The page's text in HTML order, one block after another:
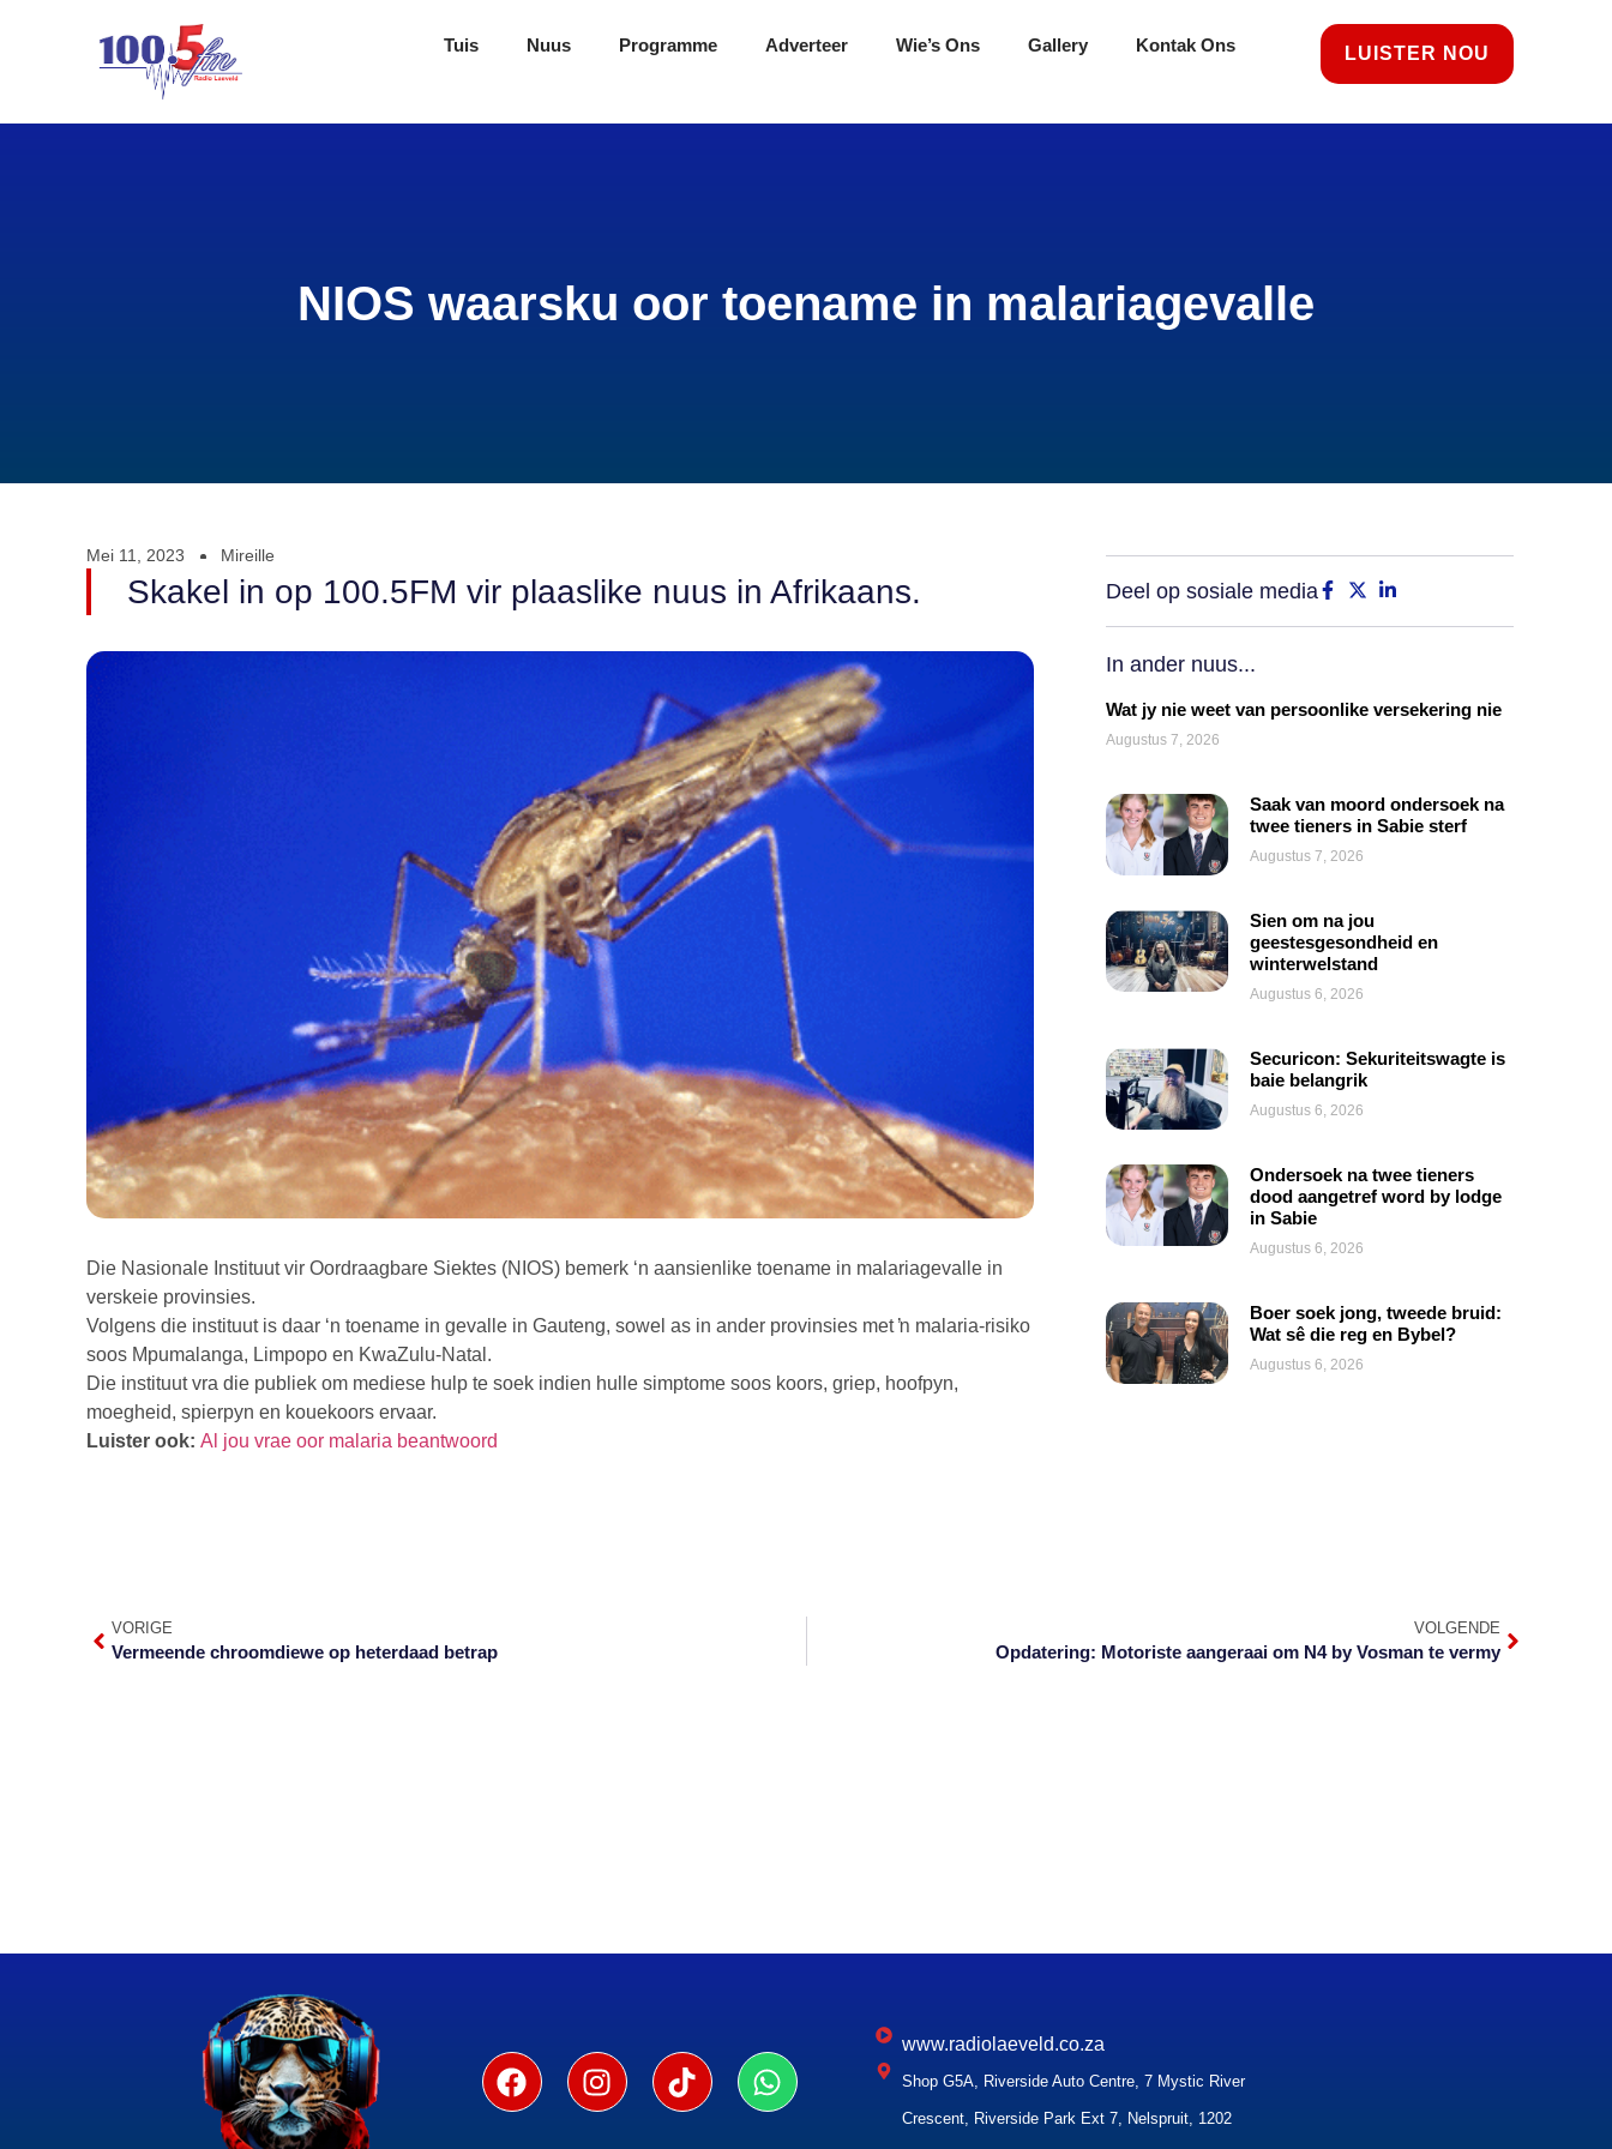
Tuis Nuus Programme Adverteer Wie’s Ons Gallery Kontak Ons LUISTER NOU
NIOS waarsku oor toename in malariagevalle
Mei 11, 2023 Mireille
Skakel in op 100.5FM vir plaaslike nuus in Afrikaans.
Die Nasionale Instituut vir Oordraagbare Siektes (NIOS) bemerk ‘n aansienlike toename in malariagevalle in
verskeie provinsies.
Volgens die instituut is daar ‘n toename in gevalle in Gauteng, sowel as in ander provinsies met ŉ malaria-risiko
soos Mpumalanga, Limpopo en KwaZulu-Natal.
Die instituut vra die publiek om mediese hulp te soek indien hulle simptome soos koors, griep, hoofpyn,
moegheid, spierpyn en kouekoors ervaar.
Luister ook: Al jou vrae oor malaria beantwoord
Deel op sosiale media
In ander nuus...
Wat jy nie weet van persoonlike versekering nie
Augustus 7, 2026
Saak van moord ondersoek na
twee tieners in Sabie sterf
Augustus 7, 2026
Sien om na jou
geestesgesondheid en
winterwelstand
Augustus 6, 2026
Securicon: Sekuriteitswagte is
baie belangrik
Augustus 6, 2026
Ondersoek na twee tieners
dood aangetref word by lodge
in Sabie
Augustus 6, 2026
Boer soek jong, tweede bruid:
Wat sê die reg en Bybel?
Augustus 6, 2026
VORIGE
Vermeende chroomdiewe op heterdaad betrap
VOLGENDE
Opdatering: Motoriste aangeraai om N4 by Vosman te vermy
www.radiolaeveld.co.za
Shop G5A, Riverside Auto Centre, 7 Mystic River
Crescent, Riverside Park Ext 7, Nelspruit, 1202